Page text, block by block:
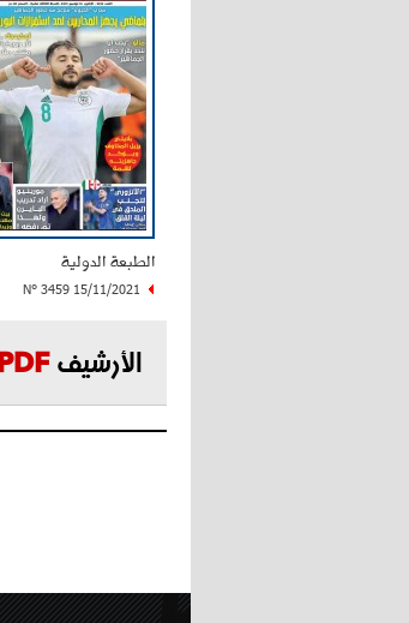
الطبعة الدولية
N° 3459 15/11/2021
الأرشيف